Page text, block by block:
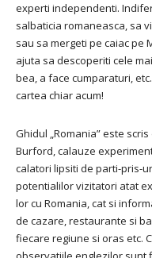
experti independenti.
salbaticia romaneasca, sa
sau sa mergeti pe caiac pe
ajuta sa descoperiti cele
bea, a face cumparaturi,
cartea chiar acum!
Ghidul „Romania” este
Burford, calauze
calatori lipsiti de parti-pris-
potentialilor vizitatori atat
lor cu Romania, cat si
de cazare, restaurante si
fiecare regiune si oras etc.